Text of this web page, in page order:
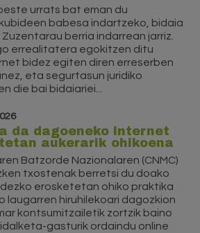
urrats bat eman du
babesa indartzeko, bidaia
berria indarrean jarriz.
errealitatera egokitzen ditu
bidez egiten diren erreserben
eta segurtasun juridiko
die bai bidaiariei...
da dagoeneko Internet
aukerarik ohikoena
Batzorde Nazionalaren (CNMC)
txostenak berretsi du doako
erosketetan ohiko praktika
laugarren hiruhilekoari dagozkion
kontsumitzailetik zortzik baino
gasturik ordaindu online